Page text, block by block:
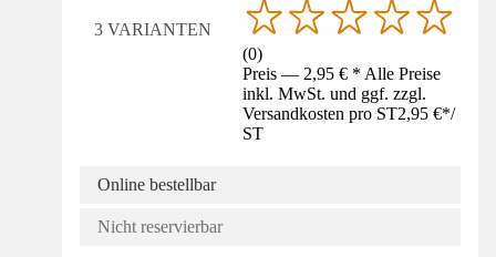
3 VARIANTEN
(0)
Preis — 2,95 € * Alle Preise
inkl. MwSt. und ggf. zzgl.
Versandkosten pro ST2,95 €*/
ST
Online bestellbar
Nicht reservierbar